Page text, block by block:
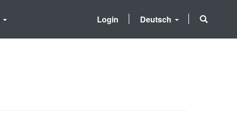
Deutsch
Login